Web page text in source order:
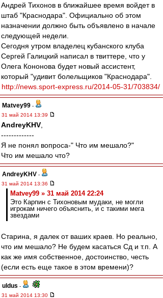
Андрей Тихонов в ближайшее время войдет в
штаб "Краснодара". Официально об этом
назначении должно быть объявлено в начале
следующей недели.
Сегодня утром владелец кубанского клуба
Сергей Галицкий написал в твиттере, что у
Олега Кононова будет новый ассистент,
который "удивит болельщиков "Краснодара".
http://news.sport-express.ru/2014-05-31/703834/
Matvey99 -
31 май 2014 13:39
AndreyKHV
-------------
Я не понял вопроса-" Что им мешало?"
Что им мешало что?
AndreyKHV -
31 май 2014 13:36
Matvey99 » 31 май 2014 22:24
Это Карпин с Тихоновым мудаки, не могли
игрокам ничего объяснить, и с такими мега
звездами
Старина, я далек от ваших краев. Но реально,
что им мешало? Не будем касаться Сд и т.п. А
как же имя собственное, достоинство, честь
(если есть еще такое в этом времени)?
uldus -
31 май 2014 13:30